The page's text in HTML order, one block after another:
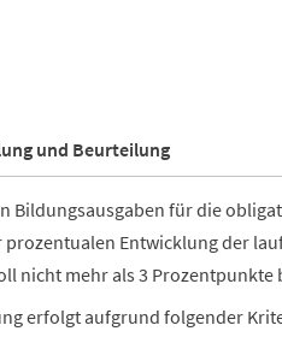
und Beurteilung
Bildungsausgaben für die
prozentualen Entwicklung der
nicht mehr als 3 Prozentpunkte
erfolgt aufgrund folgender